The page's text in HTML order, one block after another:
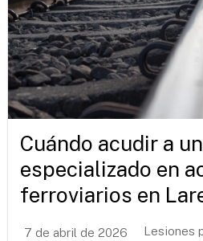
Cuándo acudir a
especializado en
ferroviarios en
7 de abril de 2026 Lesiones